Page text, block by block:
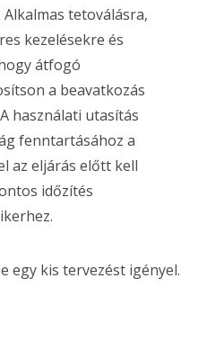
tetoválásra,
kezelésekre és
átfogó
a beavatkozás
használati utasítás
fenntartásához a
az eljárás előtt kell
időzítés
egy kis tervezést igényel.